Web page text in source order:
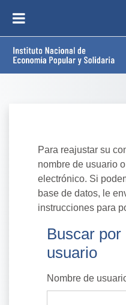
Para reajustar su
nombre de usuario
electrónico. Si
base de datos, le
instrucciones para
Buscar por
Buscar
usuario
Nombre de